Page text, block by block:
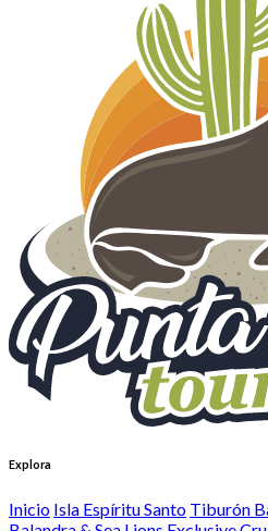
Explora
Inicio Isla Espíritu Santo Tiburón